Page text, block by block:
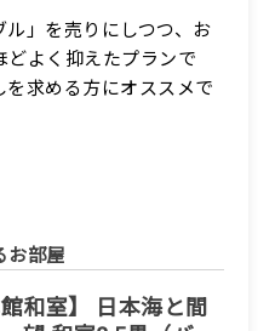
円/人/泊 ～
」を売りにしつつ、お
よく抑えたプランで
求める方にオススメで
お部屋
館和室】 日本海と間